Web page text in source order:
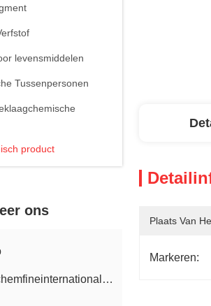
levensmiddelen
Tussenpersonen
product
ons
info@chemfineinternational.com
Plaats Van
Markeren: